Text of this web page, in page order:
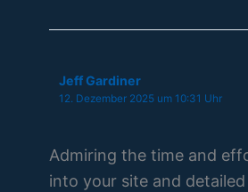
Jeff Gardiner
12. Dezember 2025 um 10:31 Uhr
Admiring the time and
into your site and